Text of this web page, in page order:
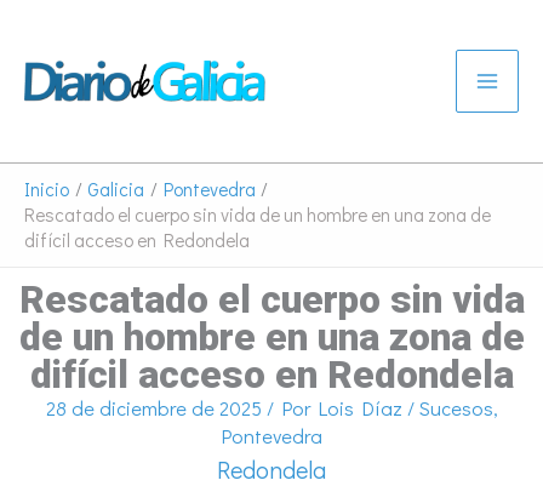
contenido
Inicio Galicia
Pontevedra
Rescatado el cuerpo sin vida de un hombre en una zona de
difícil acceso en Redondela
Rescatado el cuerpo sin vida
de un hombre en una zona de
difícil acceso en Redondela
28 de diciembre de 2025 / Por Lois Díaz /Sucesos,
Pontevedra
Redondela